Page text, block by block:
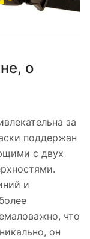
о
за
поддержан
с двух
и
что
он